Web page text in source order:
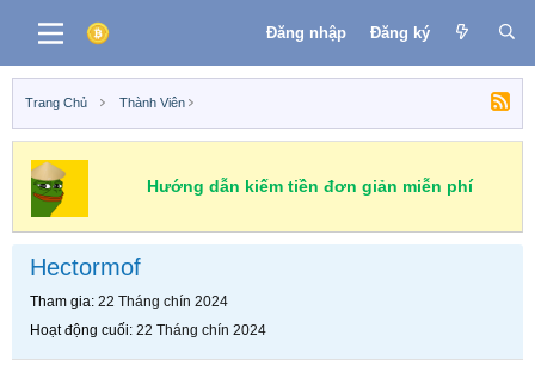
Đăng nhập Đăng ký
Trang Chủ Thành Viên
Hướng dẫn kiếm tiền đơn giản miễn phí
Hectormof
Tham gia 22 Tháng chín 2024
Hoạt động cuối 22 Tháng chín 2024